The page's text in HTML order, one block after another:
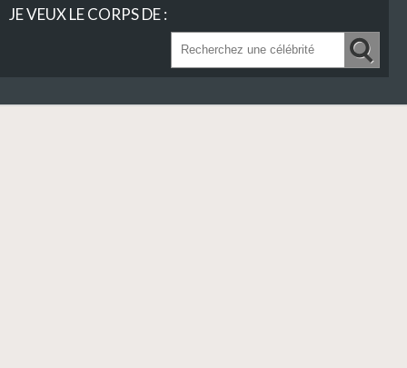
JE VEUX LE CORPS DE :